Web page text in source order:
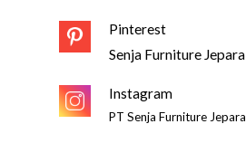
Pinterest
Senja Furniture Jepara
Instagram
PT Senja Furniture Jepara